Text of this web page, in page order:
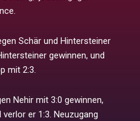
Schär und Hintersteiner
gewinnen, und
mit 2:3.
Nehir mit 3:0 gewinnen,
er 1:3. Neuzugang